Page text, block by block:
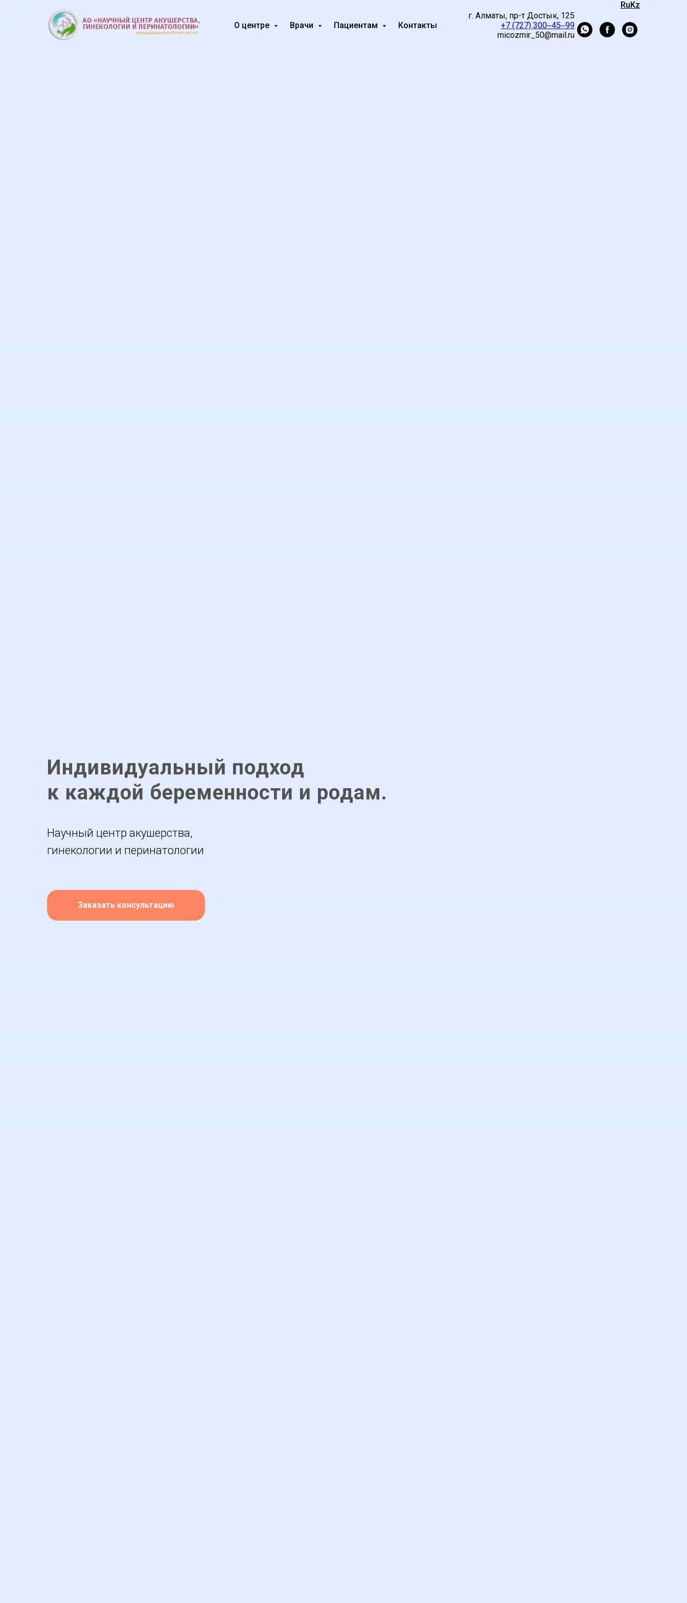
RuKz
О центре Врачи Пациентам Контакты
г. Алматы, пр-т Достык, 125
+7 (727) 300‒45‒99
rnicozmir_50@mail.ru
Индивидуальный подход
к каждой беременности и родам.
Научный центр акушерства,
гинекологии и перинатологии
Заказать консультацию